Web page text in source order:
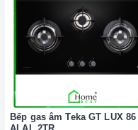
Để tránh gây hại đến
để nước hoặc vật cứng
Đặc biệt để tiết kiệm
bạn nên sử dụng đúng
mỡ như các món luộc
thấp, với những món
Bếp gas âm Teka GT LUX 86